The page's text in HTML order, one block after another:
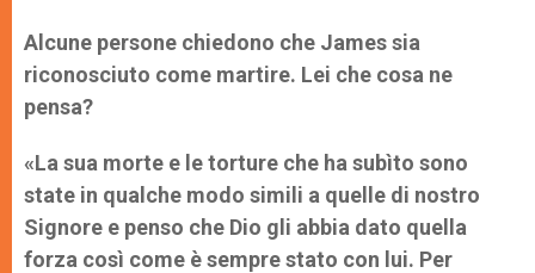
Alcune persone chiedono che James sia
riconosciuto come martire. Lei che cosa ne
pensa?
«La sua morte e le torture che ha subìto sono
state in qualche modo simili a quelle di nostro
Signore e penso che Dio gli abbia dato quella
forza così come è sempre stato con lui. Per